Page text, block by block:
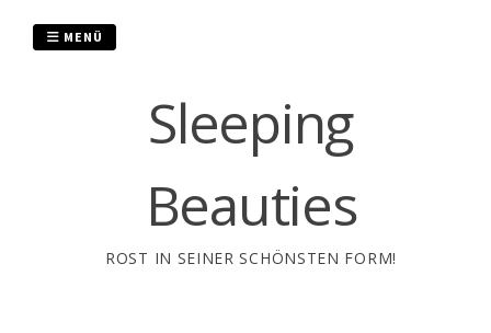
Sleeping
Beauties
ROST IN SEINER SCHÖNSTEN FORM!
MENÜ